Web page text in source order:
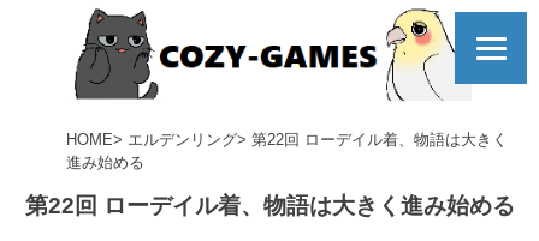
ELDEN
RING
HOME エルデンリング
第22回 ローデイル着、物語は大きく
進み始める
第22回 ローデイル着、物語は大きく進み始める